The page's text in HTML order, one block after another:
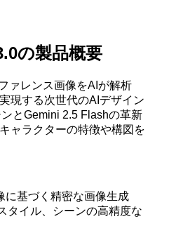
の製品概要
ァレンス画像をAIが解析
現する次世代のAIデザイン
とGemini 2.5 Flashの革新
ャラクターの特徴や構図を
に基づく精密な画像生成
タイル、シーンの高精度な